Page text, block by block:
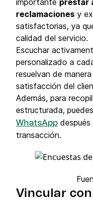
importante prestar
reclamaciones y
satisfactorias, ya
calidad del servicio.
Escuchar
personalizado a
resuelvan de
satisfacción del
Además, para
estructurada,
WhatsApp
transacción.
Vincular